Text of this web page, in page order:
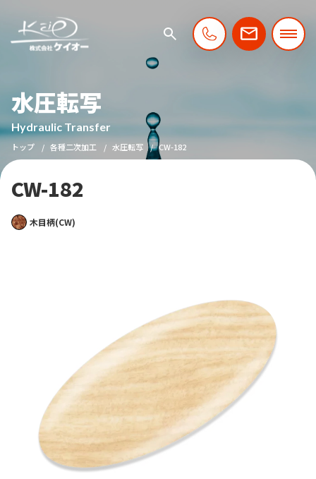
水圧転写
Hydraulic Transfer
トップ 各種二次加工 水圧転写 CW-182
CW-182
木目柄(CW)